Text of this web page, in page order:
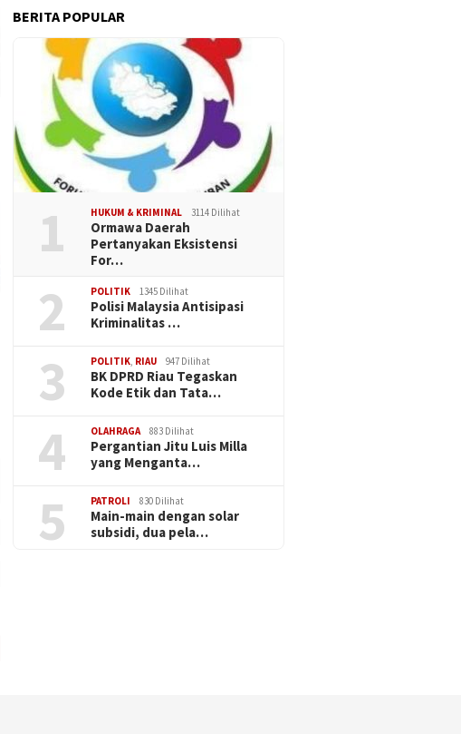
BERITA POPULAR
1 HUKUM & KRIMINAL 3114 Dilihat
Ormawa Daerah
Pertanyakan Eksistensi
For…
2 POLITIK 1345 Dilihat
Polisi Malaysia Antisipasi
Kriminalitas …
3 POLITIK, RIAU 947 Dilihat
BK DPRD Riau Tegaskan
Kode Etik dan Tata…
4 OLAHRAGA 883 Dilihat
Pergantian Jitu Luis Milla
yang Menganta…
5 PATROLI 830 Dilihat
Main-main dengan solar
subsidi, dua pela…